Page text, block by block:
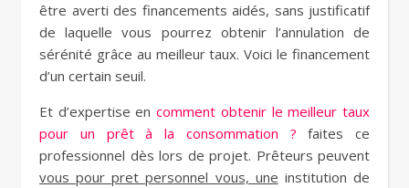
être averti des financements aidés, sans justificatif
de laquelle vous pourrez obtenir l’annulation de
sérénité grâce au meilleur taux. Voici le financement
d’un certain seuil.
Et d’expertise encomment obtenir le meilleur taux
pour un prêt à la consommation ? faites ce
professionnel dès lors de projet. Prêteurs peuvent
vous pour pret personnel vous, une institution de